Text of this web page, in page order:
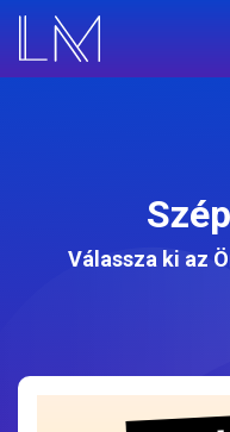
Válassza ki az